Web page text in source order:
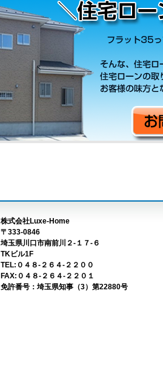
株式会社Luxe-Home
〒333-0846
埼玉県川口市南前川２-１７-６
TKビル1F
TEL:０４８-２６４-２２００
FAX:０４８-２６４-２２０１
免許番号：埼玉県知事（3）第22880号